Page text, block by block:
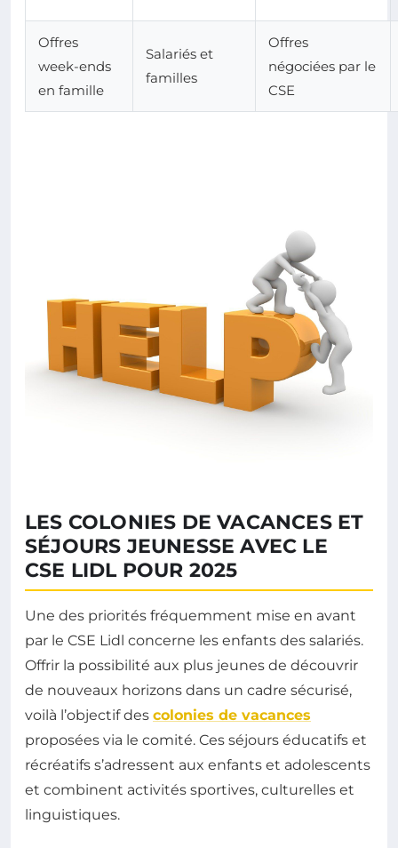
Offres
week-ends
en famille
Salariés et
familles
Offres
négociées par le
CSE
LES COLONIES DE VACANCES ET
SÉJOURS JEUNESSE AVEC LE
CSE LIDL POUR 2025
Une des priorités fréquemment mise en avant
par le CSE Lidl concerne les enfants des salariés.
Offrir la possibilité aux plus jeunes de découvrir
de nouveaux horizons dans un cadre sécurisé,
voilà l’objectif des colonies de vacances
proposées via le comité. Ces séjours éducatifs et
récréatifs s’adressent aux enfants et adolescents
et combinent activités sportives, culturelles et
linguistiques.